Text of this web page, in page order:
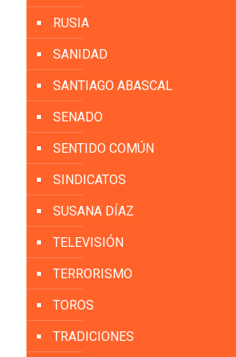
RUSIA
SANIDAD
SANTIAGO ABASCAL
SENADO
SENTIDO COMÚN
SINDICATOS
SUSANA DÍAZ
TELEVISIÓN
TERRORISMO
TOROS
TRADICIONES